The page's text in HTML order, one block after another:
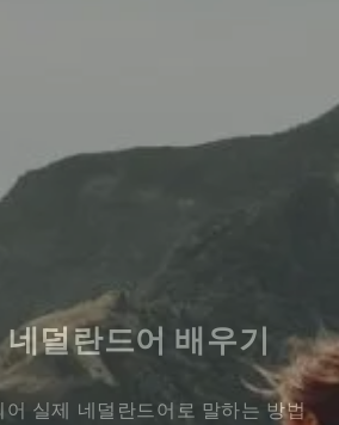
덜란드어 배우기
실제 네덜란드어로 말하는 방법